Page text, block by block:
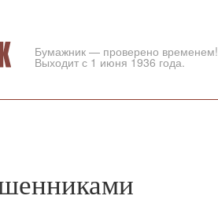
Бумажник — проверено временем!
Выходит с 1 июня 1936 года.